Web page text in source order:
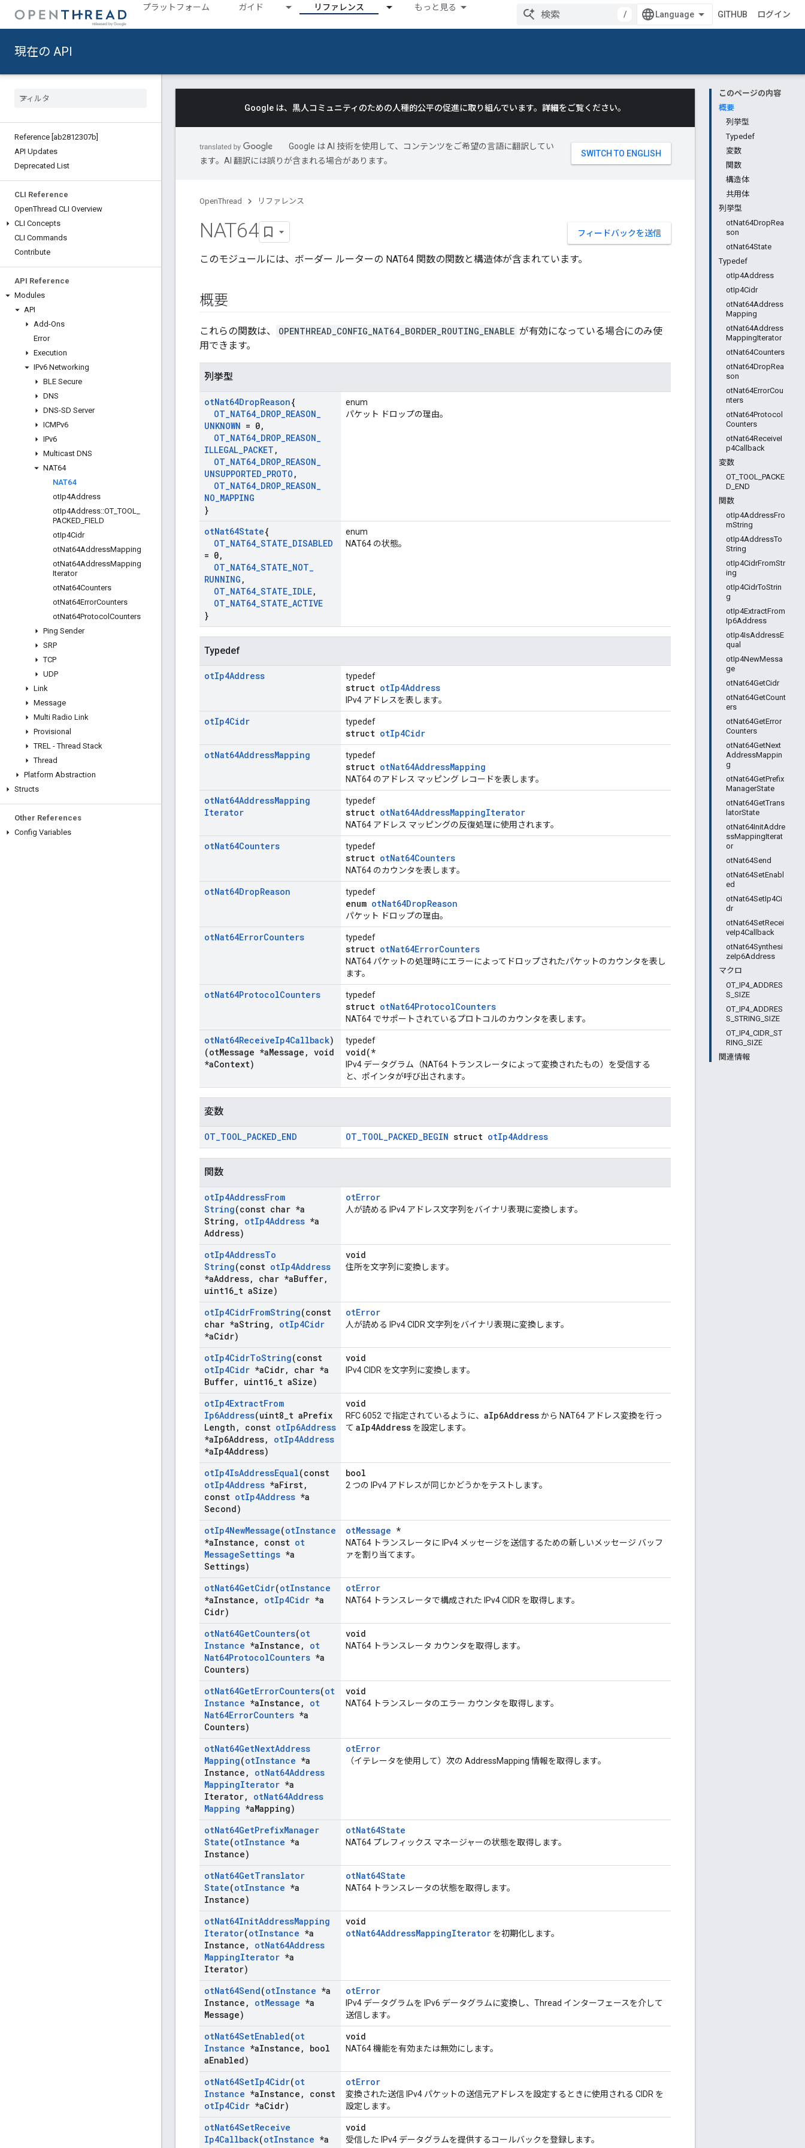
プラットフォーム ガイド リファレンス もっと見る
/ GITHUB ログイン
現在の API
Reference [ab2812307b]
API Updates
Deprecated List
CLI Reference
OpenThread CLI Overview
CLI Concepts
CLI Commands
Contribute
API Reference
Modules
API
Add-Ons
Error
Execution
IPv6 Networking
BLE Secure
DNS
DNS-SD Server
ICMPv6
IPv6
Multicast DNS
NAT64
NAT64
otIp4Address
otIp4Address::OT _TOOL
PACKED FIELD
otIp4Cidr
otNat64AddressMapping
otNat64AddressMapping
Iterator
otNat64Counters
otNat64ErrorCounters
otNat64Protocol Counters
Ping Sender
SRP
TCP
UDP
Link
Message
Multi Radio Link
Provisional
TREL - Thread Stack
Thread
Platform Abstraction
Structs
Other References
Config Variables
このページの内容
概要
列挙型
Typedef
変数
関数
構造体
共用体
列挙型
otNat64DropRea
son
otNat64State
Typedef
otIp4Address
otIp4Cidr
otNat64Address
Mapping
otNat64Address
MappingIterator
otNat64Counters
otNat64DropRea
son
otNat64ErrorCou
nters
otNat64Protocol
Counters
otNat64ReceiveI
p4Callback
変数
OT_TOOL_PACKE
D_END
関数
otIp4AddressFro
mString
otIp4AddressTo
String
otIp4CidrFromStr
ing
otIp4CidrToStrin
g
otIp4ExtractFrom
Ip6Address
otIp4IsAddressE
qual
otIp4NewMessa
ge
otNat64GetCidr
otNat64GetCount
ers
otNat64GetError
Counters
otNat64GetNext
AddressMappin
g
otNat64GetPrefix
ManagerState
otNat64GetTrans
latorState
otNat64InitAddre
ssMappingIterat
or
otNat64Send
otNat64SetEnabl
ed
otNat64SetIp4Ci
dr
otNat64SetRecei
veIp4Callback
otNat64Synthesi
zeIp6Address
マクロ
OT_IP4_ADDRES
S_SIZE
OT_IP4_ADDRES
S_STRING_SIZE
OT_IP4_CIDR_ST
RING_SIZE
関連情報
Google は、黒人コミュニティのための人種的公平の促進に取り組んでいます。 詳細をご覧ください。
Google は AI 技術を使用して、コンテンツをご希望の言語に翻訳してい
ます。AI 翻訳には誤りが含まれる場合があります。
OpenThread リファレンス
フィードバックを送信
NAT64
このモジュールには、ボーダー ルーターの NAT64 関数の関数と構造体が含まれています。
概要
これらの関数は、 OPENTHREAD_CONFIG_NAT64_BORDER_ROUTING_ENABLE が有効になっている場合にのみ使
用できます。
列挙型
otNat64DropReason{
OT_NAT64_DROP_REASON_
UNKNOWN = 0,
OT_NAT64_DROP_REASON_
ILLEGAL_PACKET ,
OT_NAT64_DROP_REASON_
UNSUPPORTED_PROTO ,
OT_NAT64_DROP_REASON_
NO_MAPPING
}
enum
パケット ドロップの理由。
otNat64State{
OT_NAT64_STATE_DISABLED
= 0,
OT_NAT64_STATE_NOT_
RUNNING ,
OT_NAT64_STATE_IDLE,
OT_NAT64_STATE_ACTIVE
}
enum
NAT64 の状態。
Typedef
otIp4Address typedef
struct otIp4Address
IPv4 アドレスを表します。
otIp4Cidr typedef
struct otIp4Cidr
otNat64AddressMapping typedef
struct otNat64AddressMapping
NAT64 のアドレス マッピング レコードを表します。
otNat64AddressMapping
Iterator
typedef
struct otNat64AddressMappingIterator
NAT64 アドレス マッピングの反復処理に使用されます。
otNat64Counters typedef
struct otNat64Counters
NAT64 のカウンタを表します。
otNat64DropReason typedef
enum otNat64DropReason
パケット ドロップの理由。
otNat64ErrorCounters typedef
struct otNat64ErrorCounters
NAT64 パケットの処理時にエラーによってドロップされたパケットのカウンタを表し
ます。
otNat64ProtocolCounters typedef
struct otNat64ProtocolCounters
NAT64 でサポートされているプロトコルのカウンタを表します。
otNat64ReceiveIp4Callback)
(otMessage *aMessage , void
*aContext)
typedef
void(*
IPv4 データグラム（NAT64 トランスレータによって変換されたもの）を受信する
と、ポインタが呼び出されます。
変数
OT_TOOL_PACKED_END OT_TOOL_PACKED_BEGIN struct otIp4Address
関数
otIp4AddressFrom
String(const char *a
String , otIp4Address *a
Address)
otError
人が読める IPv4 アドレス文字列をバイナリ表現に変換します。
otIp4AddressTo
String(const otIp4Address
*aAddress, char *aBuffer,
uint16 t aSize)
void
住所を文字列に変換します。
otIp4CidrFromString(const
char *aString , otIp4Cidr
*aCidr)
otError
人が読める IPv4 CIDR 文字列をバイナリ表現に変換します。
otIp4CidrToString(const
otIp4Cidr *aCidr,
char *a
Buffer, uint16 t aSize)
void
IPv4 CIDR を文字列に変換します。
otIp4ExtractFrom
Ip6Address(uint8 t aPrefix
Length , const otIp6Address
*aIp6Address, otIp4Address
*aIp4Address)
void
RFC 6052 で指定されているように、 aIp6Addressから NAT64 アドレス変換を行っ
て aIp4Address を設定します。
otIp4IsAddressEqual(const
otIp4Address *aFirst,
const otIp4Address *a
Second)
bool
2 つの IPv4 アドレスが同じかどうかをテストします。
otIp4NewMessage(otInstance
*aInstance , const ot
MessageSettings *a
Settings)
otMessage *
NAT64 トランスレータに IPv4 メッセージを送信するための新しいメッセージ バッフ
ァを割り当てます。
otNat64GetCidr(otInstance
*aInstance , otIp4Cidr *a
Cidr)
otError
NAT64 トランスレータで構成された IPv4 CIDR を取得します。
otNat64GetCounters(ot
Instance *aInstance ,
ot
Nat64ProtocolCounters *a
Counters)
void
NAT64 トランスレータ カウンタを取得します。
otNat64GetErrorCounters(ot
Instance *aInstance ,
ot
Nat64ErrorCounters *a
Counters)
void
NAT64 トランスレータのエラー カウンタを取得します。
otNat64GetNextAddress
Mapping(otInstance *a
Instance , otNat64Address
MappingIterator *a
Iterator, otNat64Address
Mapping *aMapping)
otError
（イテレータを使用して）次の AddressMapping 情報を取得します。
otNat64GetPrefixManager
State(otInstance *a
Instance)
otNat64State
NAT64 プレフィックス マネージャーの状態を取得します。
otNat64GetTranslator
State(otInstance *a
Instance)
otNat64State
NAT64 トランスレータの状態を取得します。
otNat64InitAddressMapping
Iterator(otInstance *a
Instance , otNat64Address
MappingIterator *a
Iterator)
void
otNat64AddressMappingIterator を初期化します。
otNat64Send(otInstance *a
Instance , otMessage *a
Message)
otError
IPv4 データグラムを IPv6 データグラムに変換し、Thread インターフェースを介して
送信します。
otNat64SetEnabled(ot
Instance *aInstance ,
bool
aEnabled)
void
NAT64 機能を有効または無効にします。
otNat64SetIp4Cidr(ot
Instance *aInstance ,
const
otIp4Cidr *aCidr)
otError
変換された送信 IPv4 パケットの送信元アドレスを設定するときに使用される CIDR を
設定します。
otNat64SetReceive
Ip4Callback(otInstance *a
void
受信した IPv4 データグラムを提供するコールバックを登録します。